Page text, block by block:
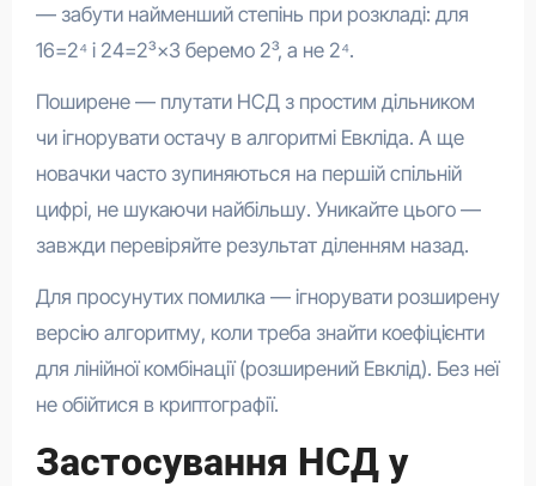
— забути найменший степінь при розкладі: для
16=2⁴ і 24=2³×3 беремо 2³, а не 2⁴.
Поширене — плутати НСД з простим дільником
чи ігнорувати остачу в алгоритмі Евкліда. А ще
новачки часто зупиняються на першій спільній
цифрі, не шукаючи найбільшу. Уникайте цього —
завжди перевіряйте результат діленням назад.
Для просунутих помилка — ігнорувати розширену
версію алгоритму, коли треба знайти коефіцієнти
для лінійної комбінації (розширений Евклід). Без неї
не обійтися в криптографії.
Застосування НСД у